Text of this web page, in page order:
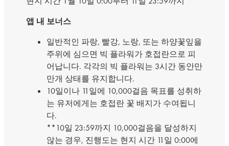
앱 내 보너스
일반적인 파랑, 빨강, 노랑, 또는 하양꽃잎을
주위에 심으면 빅 플라워가 호접란으로 피
어납니다. 각각의 빅 플라워는 3시간 동안만
만개 상태를 유지합니다.
10일이나 11일에 10,000걸음 목표를 성취하
는 유저에게는 호접란 꽃 배지가 수여됩니
다.
**10일 23:59까지 10,000걸음을 달성하지
않는 경우, 진행도는 현지 시간 11일 0:00에